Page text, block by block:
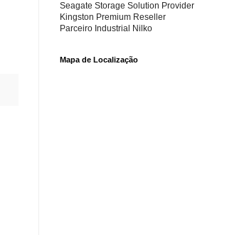
Seagate Storage Solution Provider
Kingston Premium Reseller
Parceiro Industrial Nilko
Mapa de Localização